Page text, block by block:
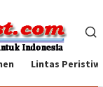
Lintas